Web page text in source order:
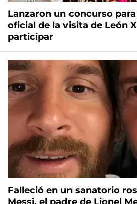
Lanzaron un concurso
oficial de la visita de León
participar
Falleció en un sanatorio